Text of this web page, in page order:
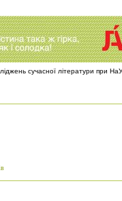
сучасної літератури при